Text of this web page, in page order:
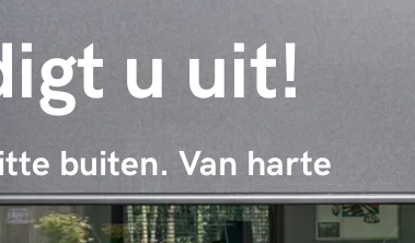
u uit!
buiten. Van harte